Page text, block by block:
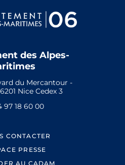
des Alpes-
du Mercantour -
Nice Cedex 3
97 18 60 00
CONTACTER
PRESSE
AU CADAM